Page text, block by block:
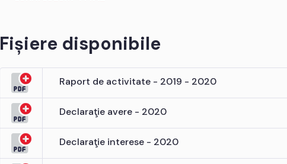
Fișiere disponibile
Raport de activitate - 2019 - 2020
Declaraţie avere - 2020
Declaraţie interese - 2020